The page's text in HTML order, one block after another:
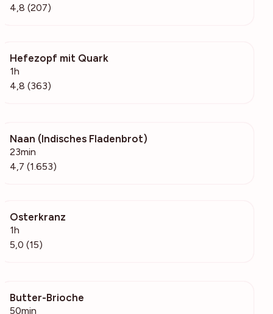
4,8 (207)
Hefezopf mit Quark
1h
4,8 (363)
Naan (Indisches Fladenbrot)
23min
4,7 (1.653)
Osterkranz
1h
5,0 (15)
Butter-Brioche
50min